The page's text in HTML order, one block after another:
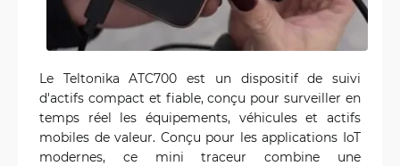
Le Teltonika ATC700 est un dispositif de suivi
d'actifs compact et fiable, conçu pour surveiller en
temps réel les équipements, véhicules et actifs
mobiles de valeur. Conçu pour les applications IoT
modernes, ce mini traceur combine une